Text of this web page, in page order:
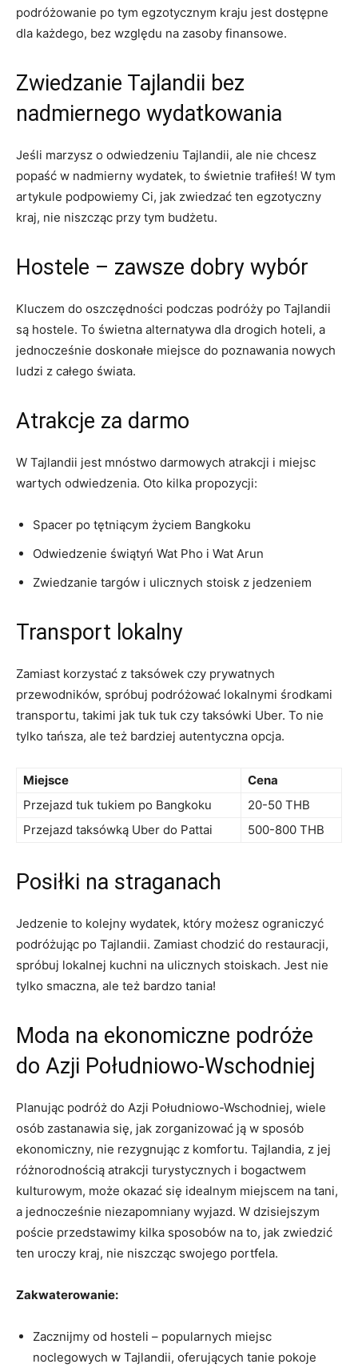
podróżowanie po ‍tym‍ egzotycznym ⁤kraju jest ​dostępne
dla każdego, ⁤bez względu⁣ na zasoby finansowe.
Zwiedzanie Tajlandii ⁢bez
nadmiernego wydatkowania
Jeśli marzysz⁣ o odwiedzeniu Tajlandii, ale nie chcesz⁢
popaść‍ w nadmierny wydatek, to świetnie trafiłeś! W​ tym
artykule⁢ podpowiemy ⁤Ci, jak zwiedzać ‌ten egzotyczny
kraj, nie ⁢niszcząc przy ‍tym budżetu.
Hostele – zawsze dobry wybór
Kluczem⁣ do oszczędności podczas podróży po ‍Tajlandii
są hostele. To świetna alternatywa⁤ dla drogich hoteli, a
jednocześnie⁤ doskonałe miejsce do poznawania nowych
ludzi z całego świata.
Atrakcje‍ za darmo
W Tajlandii jest ⁣mnóstwo darmowych atrakcji⁤ i miejsc
wartych‌ odwiedzenia.‌ Oto kilka propozycji:
Spacer po tętniącym życiem Bangkoku
Odwiedzenie świątyń Wat Pho i ‌Wat ⁢Arun
Zwiedzanie targów i ⁢ulicznych stoisk z jedzeniem
Transport lokalny
Zamiast korzystać z taksówek czy prywatnych
przewodników, spróbuj podróżować lokalnymi środkami
transportu, ‌takimi jak‌ tuk tuk czy⁢ taksówki Uber. To nie
tylko tańsza, ale też bardziej autentyczna opcja.
Miejsce
Cena
Przejazd tuk tukiem po Bangkoku
20-50 THB
Przejazd taksówką Uber do Pattai
500-800 THB
Posiłki na straganach
Jedzenie ‍to⁣ kolejny wydatek, który możesz ograniczyć
podróżując po Tajlandii. Zamiast chodzić do restauracji,
⁣spróbuj​ lokalnej kuchni na ulicznych stoiskach. Jest nie⁤
tylko smaczna,⁤ ale⁣ też bardzo⁤ tania!
Moda na ekonomiczne ‌podróże
do Azji Południowo-Wschodniej
Planując⁢ podróż do Azji Południowo-Wschodniej, wiele
osób ⁣zastanawia się, jak zorganizować ją w sposób
ekonomiczny, nie rezygnując z komfortu. Tajlandia, z jej
różnorodnością atrakcji turystycznych i bogactwem
kulturowym, może okazać się idealnym miejscem na tani,
a jednocześnie niezapomniany wyjazd. W dzisiejszym
poście przedstawimy ‌kilka sposobów na to, jak zwiedzić
ten uroczy ⁢kraj, nie niszcząc ⁣swojego portfela.
Zakwaterowanie:
Zacznijmy⁤ od⁣ hosteli – popularnych miejsc
noclegowych w Tajlandii, oferujących tanie​ pokoje